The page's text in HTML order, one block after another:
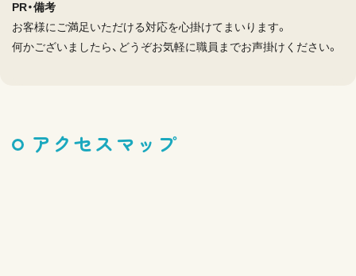
PR・備考
お客様にご満足いただける対応を心掛けてまいります。
何かございましたら、どうぞお気軽に職員までお声掛けください。
アクセスマップ